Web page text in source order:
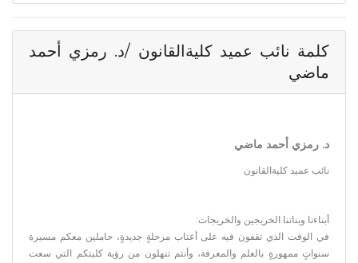
كلمة نائب عميد كليةالقانون /د. رمزي أحمد
ماضي
د. رمزي أحمد ماضي
نائب عميد كليةالقانون
أبناءنا وبناتنا الخريجين والخريجات:
في الوقت الذي تقفون فيه على أعتاب مرحلةٍ جديدةٍ، حاملين معكم مسيرة
سنواتٍ ممهورةٍ بالعلم والمعرفة، وأنتم تنهلون من رؤية كليتكم التي سعت